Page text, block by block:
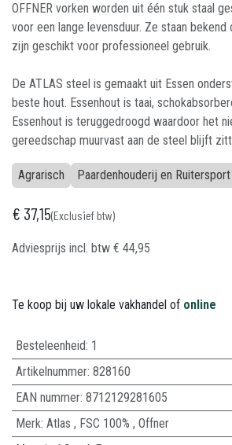
OFFNER vorken worden uit één stuk staal
voor een lange levensduur. Ze staan bekend
zijn geschikt voor professioneel gebruik.
De ATLAS steel is gemaakt uit Essen
beste hout. Essenhout is taai,
Essenhout is teruggedroogd waardoor het
gereedschap muurvast aan de steel blijft
Agrarisch Paardenhouderij en Ruitersport
€ 37,15(Exclusief btw)
Adviesprijs incl. btw € 44,95
Te koop bij uw lokale vakhandel of online
Besteleenheid: 1
Artikelnummer: 828160
EAN nummer: 8712129281605
Merk: Atlas , FSC 100% , Offner